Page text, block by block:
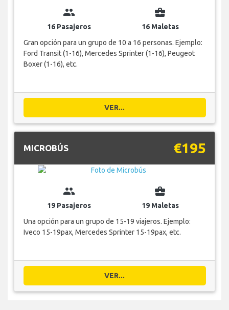
group
16 Pasajeros
business_center
16 Maletas
Gran opción para un grupo de 10 a 16 personas. Ejemplo:
Ford Transit (1-16), Mercedes Sprinter (1-16), Peugeot
Boxer (1-16), etc.
VER...
MICROBÚS €195
group
19 Pasajeros
business_center
19 Maletas
Una opción para un grupo de 15-19 viajeros. Ejemplo:
Iveco 15-19pax, Mercedes Sprinter 15-19pax, etc.
VER...